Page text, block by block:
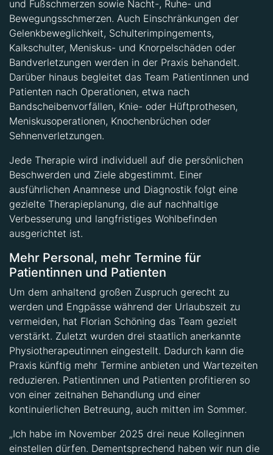
und Fußschmerzen sowie Nacht-, Ruhe- und
Bewegungsschmerzen. Auch Einschränkungen der
Gelenkbeweglichkeit, Schulterimpingements,
Kalkschulter, Meniskus- und Knorpelschäden oder
Bandverletzungen werden in der Praxis behandelt.
Darüber hinaus begleitet das Team Patientinnen und
Patienten nach Operationen, etwa nach
Bandscheibenvorfällen, Knie- oder Hüftprothesen,
Meniskusoperationen, Knochenbrüchen oder
Sehnenverletzungen.
Jede Therapie wird individuell auf die persönlichen
Beschwerden und Ziele abgestimmt. Einer
ausführlichen Anamnese und Diagnostik folgt eine
gezielte Therapieplanung, die auf nachhaltige
Verbesserung und langfristiges Wohlbefinden
ausgerichtet ist.
Mehr Personal, mehr Termine für
Patientinnen und Patienten
Um dem anhaltend großen Zuspruch gerecht zu
werden und Engpässe während der Urlaubszeit zu
vermeiden, hat Florian Schöning das Team gezielt
verstärkt. Zuletzt wurden drei staatlich anerkannte
Physiotherapeutinnen eingestellt. Dadurch kann die
Praxis künftig mehr Termine anbieten und Wartezeiten
reduzieren. Patientinnen und Patienten profitieren so
von einer zeitnahen Behandlung und einer
kontinuierlichen Betreuung, auch mitten im Sommer.
„Ich habe im November 2025 drei neue Kolleginnen
einstellen dürfen. Dementsprechend haben wir nun die